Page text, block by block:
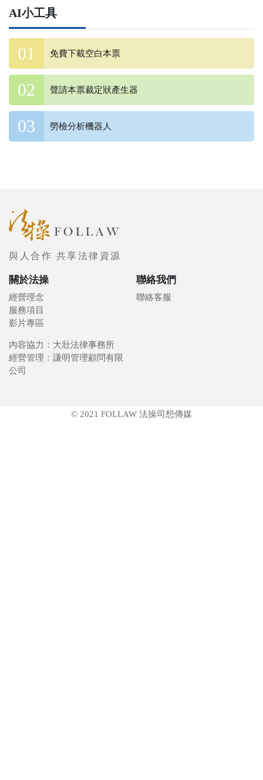
AI小工具
免費下載空白本票
聲請本票裁定狀產生器
勞檢分析機器人
與人合作 共享法律資源
關於法操
經營理念
服務項目
影片專區
聯絡我們
聯絡客服
內容協力：大壯法律事務所
經營管理：謙明管理顧問有限
公司
© 2021 FOLLAW 法操司想傳媒